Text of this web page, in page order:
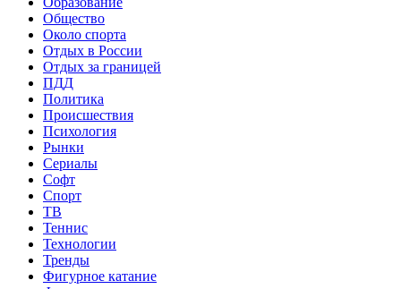
Общество
Около спорта
Отдых в России
Отдых за границей
ПДД
Политика
Происшествия
Психология
Рынки
Сериалы
Софт
Спорт
ТВ
Теннис
Технологии
Тренды
Фигурное катание